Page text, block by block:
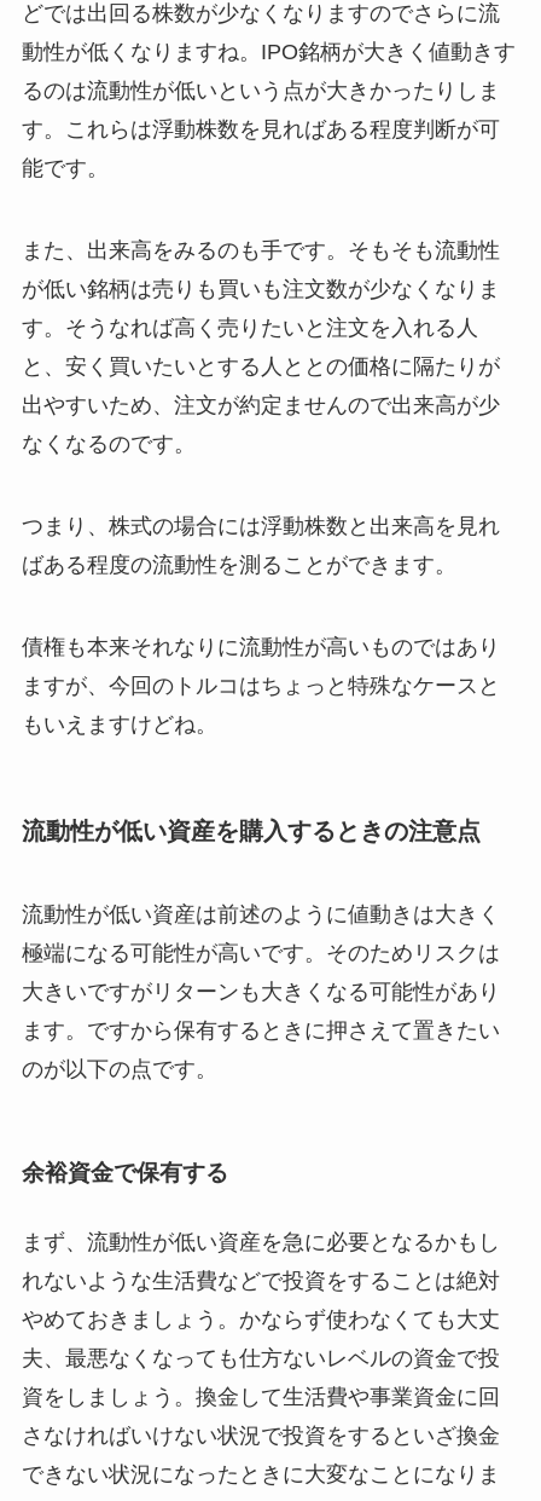
どでは出回る株数が少なくなりますのでさらに流
動性が低くなりますね。IPO銘柄が大きく値動きす
るのは流動性が低いという点が大きかったりしま
す。これらは浮動株数を見ればある程度判断が可
能です。
また、 出来高をみるのも手です。そもそも流動性
が低い銘柄は売りも買いも注文数が少なくなりま
す。そうなれば高く売りたいと注文を入れる人
と、安く買いたいとする人ととの価格に隔たりが
出やすいため、注文が約定ませんので出来高が少
なくなるのです。
つまり、株式の場合には浮動株数と出来高を見れ
ばある程度の流動性を測ることができます。
債権も本来それなりに流動性が高いものではあり
ますが、今回のトルコはちょっと特殊なケースと
もいえますけどね。
流動性が低い資産を購入するときの注意点
流動性が低い資産は前述のように値動きは大きく
極端になる可能性が高いです。そのためリスクは
大きいですがリターンも大きくなる可能性があり
ます。ですから保有するときに押さえて置きたい
のが以下の点です。
余裕資金で保有する
まず、流動性が低い資産を急に必要となるかもし
れないような生活費などで投資をすることは絶対
やめておきましょう 。かならず使わなくても大丈
夫、最悪なくなっても仕方ないレベルの資金で投
資をしましょう。換金して生活費や事業資金に回
さなければいけない状況で投資をするといざ換金
できない状況になったときに大変なことになりま